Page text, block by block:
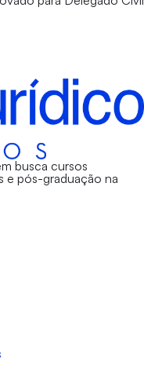
busca cursos
e pós-graduação na